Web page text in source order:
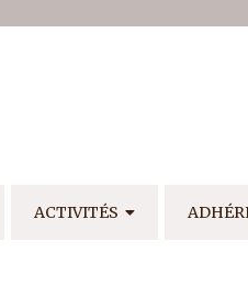
ACTIVITÉS